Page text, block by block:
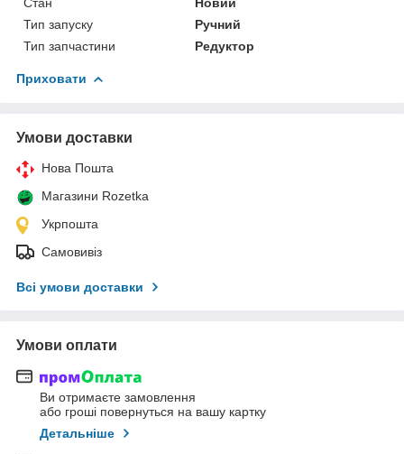
Тип запуску
Ручний
Тип запчастини
Редуктор
Приховати
Умови доставки
Нова Пошта
Магазини Rozetka
Укрпошта
Самовивіз
Всі умови доставки
Умови оплати
Ви отримаєте замовлення
або гроші повернуться на вашу картку
Детальніше